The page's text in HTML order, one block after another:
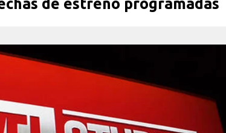
de estreno programadas